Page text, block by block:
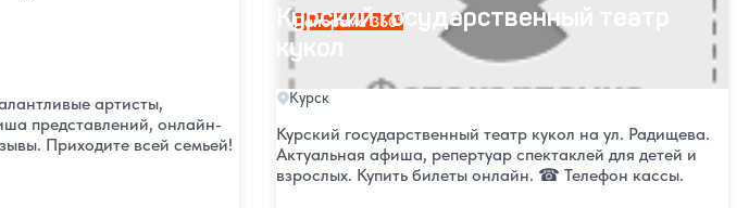
цирк
артисты,
представлений, онлайн-
Приходите всей семьей!
Панорама 360°
Курский государственный театр
кукол
Курск
Курский государственный театр кукол на ул. Радищева.
Актуальная афиша, репертуар спектаклей для детей и
взрослых. Купить билеты онлайн. ☎ Телефон кассы.